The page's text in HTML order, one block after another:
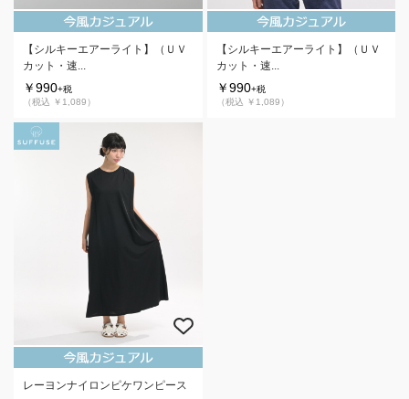
【シルキーエアーライト】（ＵＶ
カット・速...
￥990+税
（税込 ￥1,089）
【シルキーエアーライト】（ＵＶ
カット・速...
￥990+税
（税込 ￥1,089）
レーヨンナイロンピケワンピース